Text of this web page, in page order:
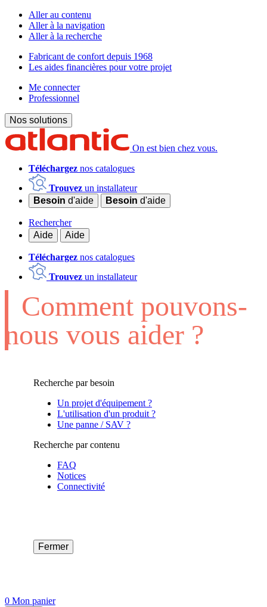
Aller au contenu
Aller à la navigation
Aller à la recherche
Fabricant de confort depuis 1968
Les aides financières pour votre projet
Me connecter
Professionnel
Nos solutions
On est bien chez vous.
Téléchargez nos catalogues
Trouvez un installateur
Besoin d'aide Besoin d'aide
Rechercher
Aide
Aide
Téléchargez nos catalogues
Trouvez un installateur
Comment pouvons-
nous vous aider ?
Recherche par besoin
Un projet d'équipement ?
L'utilisation d'un produit ?
Une panne / SAV ?
Recherche par contenu
FAQ
Notices
Connectivité
Fermer
0 Mon panier